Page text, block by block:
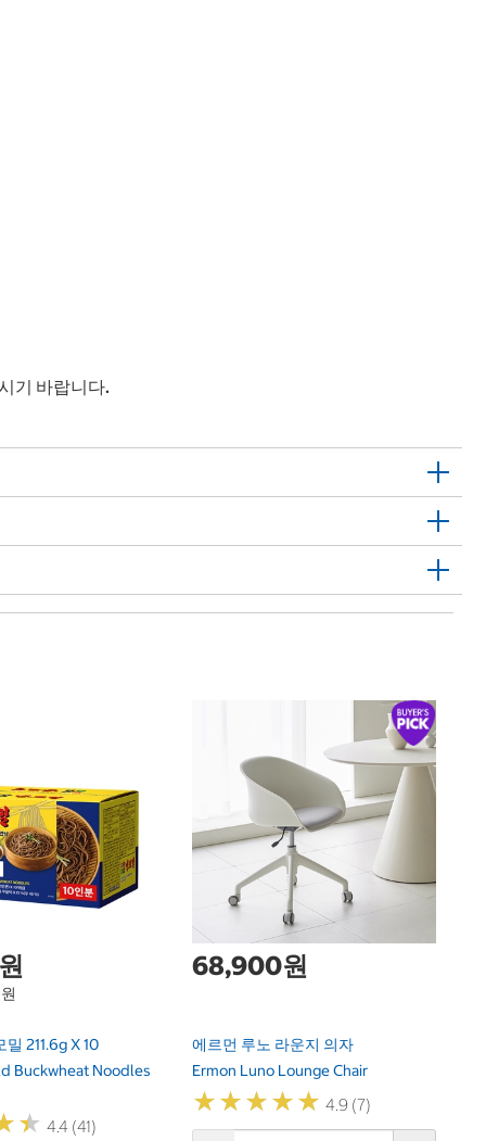
기 바랍니다.
211.6g X 10
Buckwheat Noodles
★
★ 4.4 (41)
68,900원
에르먼 루노 라운지 의자
Ermon Luno Lounge Chair
★★★★★
★★★★★ 4.9 (7)